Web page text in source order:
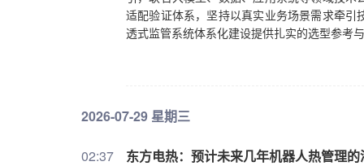
适配验证体系，坚持以真实业务场景需求牵
透式监管系统体系化建设提供扎实的选型参考
2026-07-29 星期三
02:37 东方电热：预计未来几年机器人热管理